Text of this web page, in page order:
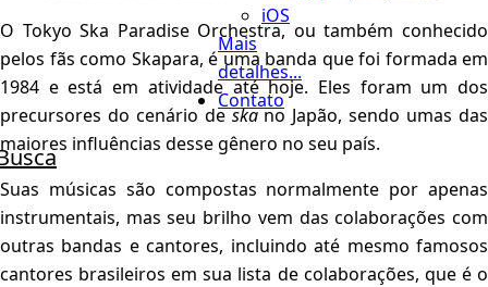
iOS
Mais
detalhes...
Contato
O Tokyo Ska Paradise Orchestra, ou também conhecido
pelos fãs como Skapara, é uma banda que foi formada em
1984 e está em atividade até hoje. Eles foram um dos
precursores do cenário deskano Japão, sendo umas das
maiores influências desse gênero no seu país.
Suas músicas são compostas normalmente por apenas
instrumentais, mas seu brilho vem das colaborações com
outras bandas e cantores, incluindo até mesmo famosos
cantores brasileiros em sua lista de colaborações, que é o